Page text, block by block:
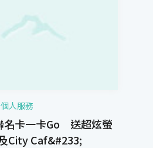
個人服務
名卡一卡Go 送超炫螢
City Caf&#233;